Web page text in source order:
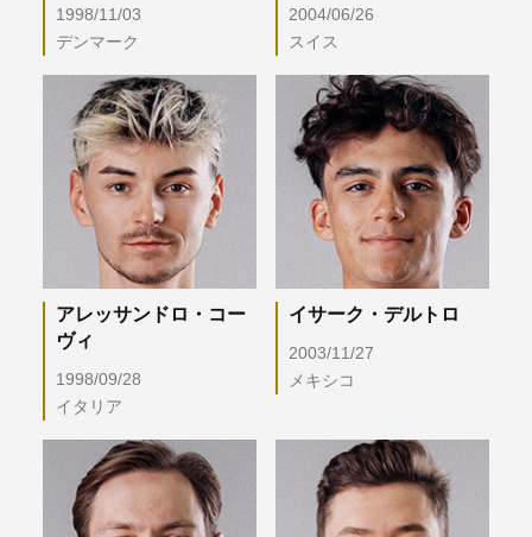
1998/11/03
デンマーク
2004/06/26
スイス
アレッサンドロ・コー
ヴィ
1998/09/28
イタリア
イサーク・デルトロ
2003/11/27
メキシコ